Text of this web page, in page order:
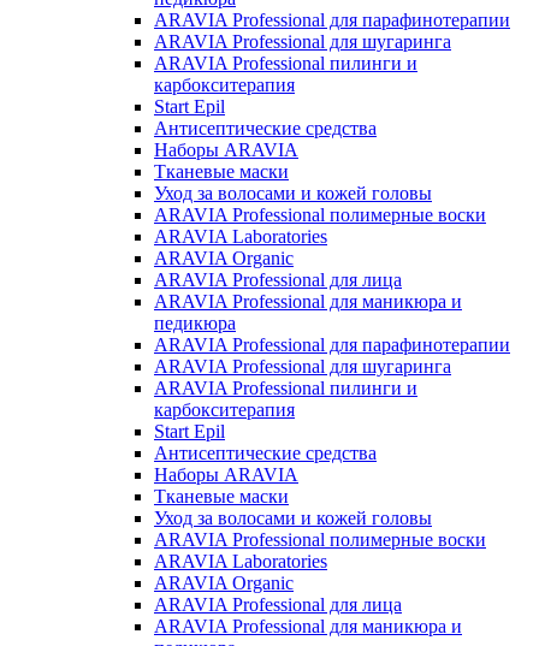
ARAVIA Professional для парафинотерапии
ARAVIA Professional для шугаринга
ARAVIA Professional пилинги и
карбокситерапия
Start Epil
Антисептические средства
Наборы ARAVIA
Тканевые маски
Уход за волосами и кожей головы
ARAVIA Professional полимерные воски
ARAVIA Laboratories
ARAVIA Organic
ARAVIA Professional для лица
ARAVIA Professional для маникюра и
педикюра
ARAVIA Professional для парафинотерапии
ARAVIA Professional для шугаринга
ARAVIA Professional пилинги и
карбокситерапия
Start Epil
Антисептические средства
Наборы ARAVIA
Тканевые маски
Уход за волосами и кожей головы
ARAVIA Professional полимерные воски
ARAVIA Laboratories
ARAVIA Organic
ARAVIA Professional для лица
ARAVIA Professional для маникюра и